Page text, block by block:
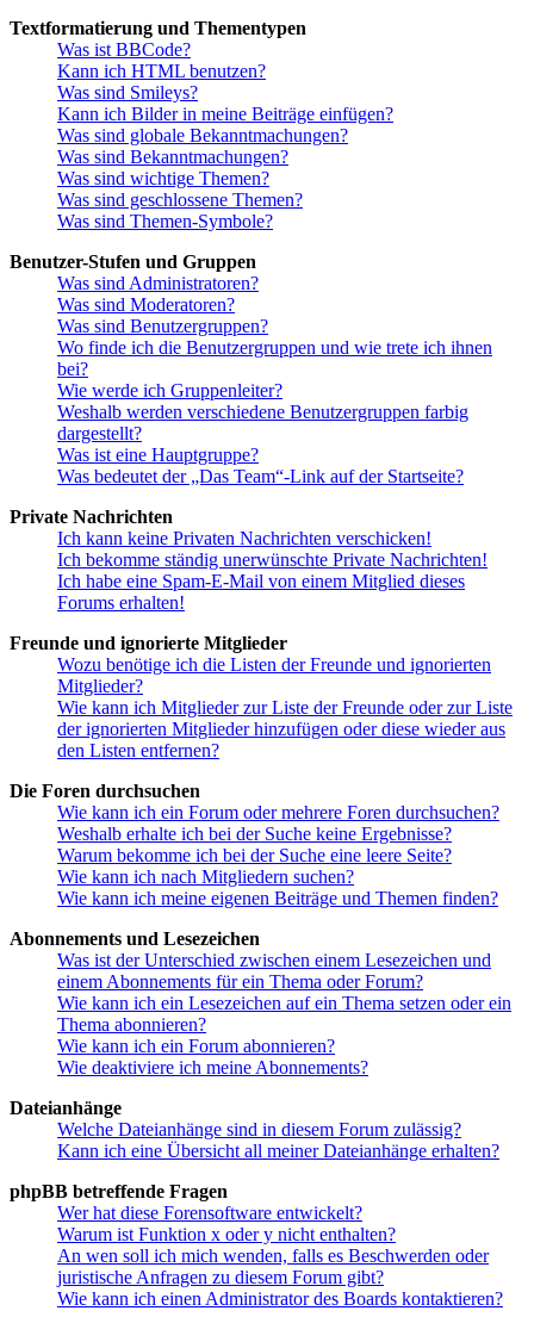
Textformatierung und Thementypen
Was ist BBCode?
Kann ich HTML benutzen?
Was sind Smileys?
Kann ich Bilder in meine Beiträge einfügen?
Was sind globale Bekanntmachungen?
Was sind Bekanntmachungen?
Was sind wichtige Themen?
Was sind geschlossene Themen?
Was sind Themen-Symbole?
Benutzer-Stufen und Gruppen
Was sind Administratoren?
Was sind Moderatoren?
Was sind Benutzergruppen?
Wo finde ich die Benutzergruppen und wie trete ich ihnen
bei?
Wie werde ich Gruppenleiter?
Weshalb werden verschiedene Benutzergruppen farbig
dargestellt?
Was ist eine Hauptgruppe?
Was bedeutet der „Das Team“-Link auf der Startseite?
Private Nachrichten
Ich kann keine Privaten Nachrichten verschicken!
Ich bekomme ständig unerwünschte Private Nachrichten!
Ich habe eine Spam-E-Mail von einem Mitglied dieses
Forums erhalten!
Freunde und ignorierte Mitglieder
Wozu benötige ich die Listen der Freunde und ignorierten
Mitglieder?
Wie kann ich Mitglieder zur Liste der Freunde oder zur Liste
der ignorierten Mitglieder hinzufügen oder diese wieder aus
den Listen entfernen?
Die Foren durchsuchen
Wie kann ich ein Forum oder mehrere Foren durchsuchen?
Weshalb erhalte ich bei der Suche keine Ergebnisse?
Warum bekomme ich bei der Suche eine leere Seite?
Wie kann ich nach Mitgliedern suchen?
Wie kann ich meine eigenen Beiträge und Themen finden?
Abonnements und Lesezeichen
Was ist der Unterschied zwischen einem Lesezeichen und
einem Abonnements für ein Thema oder Forum?
Wie kann ich ein Lesezeichen auf ein Thema setzen oder ein
Thema abonnieren?
Wie kann ich ein Forum abonnieren?
Wie deaktiviere ich meine Abonnements?
Dateianhänge
Welche Dateianhänge sind in diesem Forum zulässig?
Kann ich eine Übersicht all meiner Dateianhänge erhalten?
phpBB betreffende Fragen
Wer hat diese Forensoftware entwickelt?
Warum ist Funktion x oder y nicht enthalten?
An wen soll ich mich wenden, falls es Beschwerden oder
juristische Anfragen zu diesem Forum gibt?
Wie kann ich einen Administrator des Boards kontaktieren?